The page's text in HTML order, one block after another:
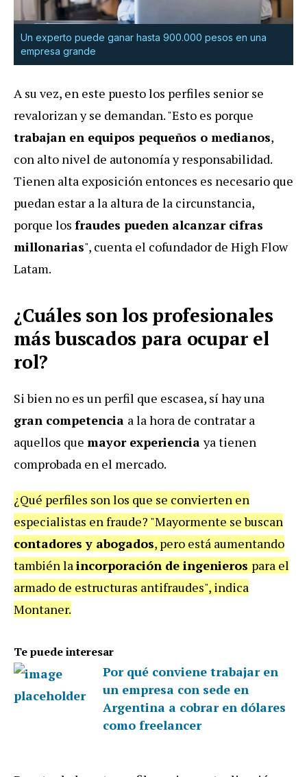
Un experto puede ganar hasta 900.000 pesos en una
empresa grande
A su vez, en este puesto los perfiles senior se
revalorizan y se demandan. "Esto es porque
trabajan en equipos pequeños o medianos,
con alto nivel de autonomía y responsabilidad.
Tienen alta exposición entonces es necesario que
puedan estar a la altura de la circunstancia,
porque los fraudes pueden alcanzar cifras
millonarias", cuenta el cofundador de High Flow
Latam.
¿Cuáles son los profesionales
más buscados para ocupar el
rol?
Si bien no es un perfil que escasea, sí hay una
gran competencia a la hora de contratar a
aquellos que mayor experienciaya tienen
comprobada en el mercado.
¿Qué perfiles son los que se convierten en
especialistas en fraude? "Mayormente se buscan
contadores y abogados, pero está aumentando
también laincorporación de ingenieros para el
armado de estructuras antifraudes", indica
Montaner.
Te puede interesar
Por qué conviene trabajar en
un empresa con sede en
Argentina a cobrar en dólares
como freelancer